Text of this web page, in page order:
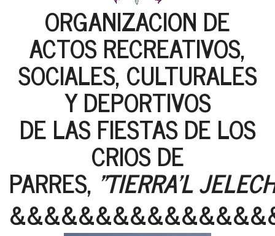
ORGANIZACION DE
ACTOS RECREATIVOS,
SOCIALES, CULTURALES
Y DEPORTIVOS
DE LAS FIESTAS DE LOS
CRIOS DE
PARRES, "TIERRA'L